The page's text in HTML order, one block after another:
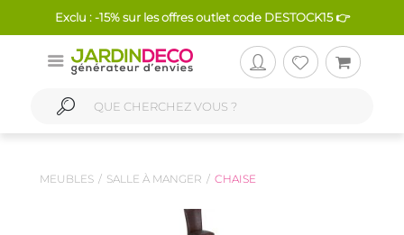
Exclu : -15% sur les offres outlet code DESTOCK15 👉
MEUBLES SALLE À MANGER CHAISE